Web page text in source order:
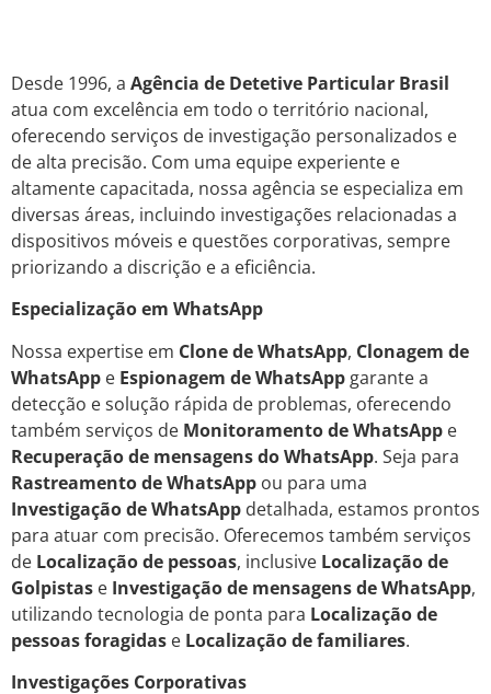
Desde 1996, a Agência de Detetive Particular Brasil
atua com excelência em todo o território nacional,
oferecendo serviços de investigação personalizados e
de alta precisão. Com uma equipe experiente e
altamente capacitada, nossa agência se especializa em
diversas áreas, incluindo investigações relacionadas a
dispositivos móveis e questões corporativas, sempre
priorizando a discrição e a eficiência.
Especialização em WhatsApp
Nossa expertise em Clone de WhatsApp, Clonagem de
WhatsApp e Espionagem de WhatsApp garante a
detecção e solução rápida de problemas, oferecendo
também serviços de Monitoramento de WhatsApp e
Recuperação de mensagens do WhatsApp. Seja para
Rastreamento de WhatsApp ou para uma
Investigação de WhatsApp detalhada, estamos prontos
para atuar com precisão. Oferecemos também serviços
de Localização de pessoas, inclusive Localização de
Golpistas e Investigação de mensagens de WhatsApp,
utilizando tecnologia de ponta para Localização de
pessoas foragidas e Localização de familiares.
Investigações Corporativas